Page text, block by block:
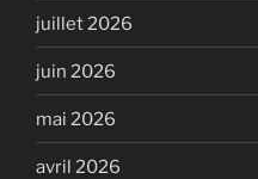
juillet 2026
juin 2026
mai 2026
avril 2026